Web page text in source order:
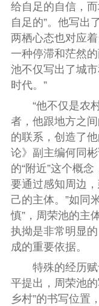
给自足的自信，
自足的”。他写出
两栖心态也对应
一种停滞和茫然
池不仅写出了城
时代。”
“他不仅是农村
者，他跟地方之
的联系，创造了
论》副主编何同
的“附近”这个概
要通过感知周边
己的主体。”如同
慎”，周荣池的主
执拗是非常明显
成的重要依据。
特殊的经历赋
平提出，周荣池
乡村”的书写位置